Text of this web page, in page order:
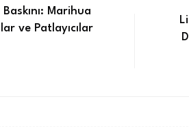
Marihua
ve Patlayıcılar